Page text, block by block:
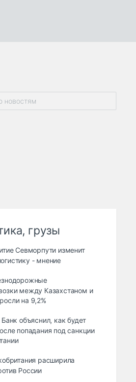
грузы
Севморпути изменит
- мнение
между Казахстаном и
на 9,2%
Банк объяснил, как будет
попадания под санкции
расширила
России